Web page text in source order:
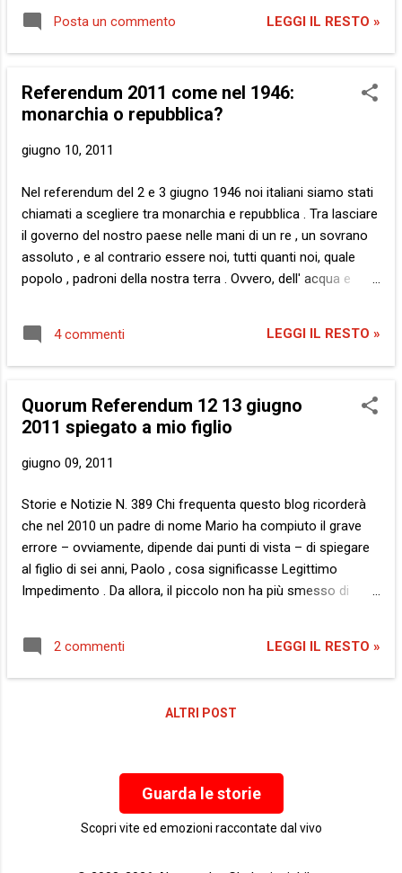
rete. Come alcuni di voi sapranno, è notizia recente lo
smascheramento della falsa blogger attivista omosessuale
siriana Amina Abdallah Araf o Arraf , che in realtà è Tom
statunitense dell’Università di Edimburgo che a febbraio ha
messo in rete il blog A gay girl in Damascus , impersonando
quattro mesi, più di ottocentomila pagine viste . Già la
blogger, erano emersi dubbi sulla sua reale identità , poiché
la foto di quest’ultima pubblicata dai media era stata
rivendicata ...
Posta un commento LEGGI IL RESTO »
Referendum 2011 come nel 1946:
monarchia o repubblica?
giugno 10, 2011
Nel referendum del 2 e 3 giugno 1946 noi italiani siamo stati
chiamati a scegliere tra monarchia e repubblica . Tra lasciare
il governo del nostro paese nelle mani di un re , un sovrano
assoluto , e al contrario essere noi, tutti quanti noi, quale
popolo , padroni della nostra terra . Ovvero, dell' acqua e
terra dove la legge è uguale per tutti . Questa è o dovrebbe
essere la repubblica . 65 anni dopo , a dimostrazione che se
abbassiamo la guardia anche solo per un attimo tutto può
impadroniti di quella stessa terra. La terra dove siamo nati.
La terra in cui abbiamo scelto di vivere. La terra sotto la
un’occasione irripetibile. Oggi, esattamente come allora,
come allora, possiamo scacciare il re e gridare a
squarciagola: “ L’Italia è una ...
4 commenti LEGGI IL RESTO »
Quorum Referendum 12 13 giugno
2011 spiegato a mio figlio
giugno 09, 2011
Storie e Notizie N. 389 Chi frequenta questo blog ricorderà
che nel 2010 un padre di nome Mario ha compiuto il grave
errore – ovviamente, dipende dai punti di vista – di spiegare
al figlio di sei anni, Paolo , cosa significasse Legittimo
Impedimento . Da allora, il piccolo non ha più smesso di
parole pronunciate dalla televisione. Perché quest’ultima
mica le spiega. Non ci avete fatto caso? La tv canta, balla,
urla, la maggior parte delle volte urla, ma non spiega. Per
da perdere. Dicono che la colpa sia dei telespettatori, che se
quest’anno, coloro che insistono ad affacciarsi da queste
parti, hanno visto il povero genitore costretto ad illustrare al
figlio l’intera riforma della giustizia . Oggi, ad un paio di giorni
2 commenti LEGGI IL RESTO »
ALTRI POST
Guarda le storie
Scopri vite ed emozioni raccontate dal vivo